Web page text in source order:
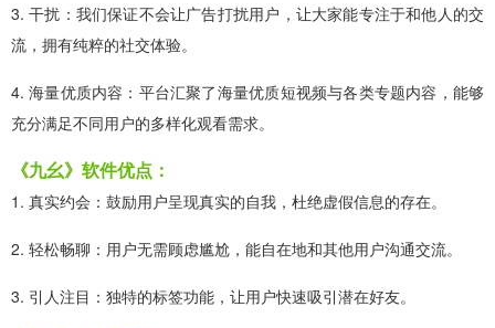
3. 干扰：我们保证不会让广告打扰用户，让大家能专注于和他人的交
流，拥有纯粹的社交体验。
4. 海量优质内容：平台汇聚了海量优质短视频与各类专题内容，能够
充分满足不同用户的多样化观看需求。
《九幺》软件优点：
1. 真实约会：鼓励用户呈现真实的自我，杜绝虚假信息的存在。
2. 轻松畅聊：用户无需顾虑尴尬，能自在地和其他用户沟通交流。
3. 引人注目：独特的标签功能，让用户快速吸引潜在好友。